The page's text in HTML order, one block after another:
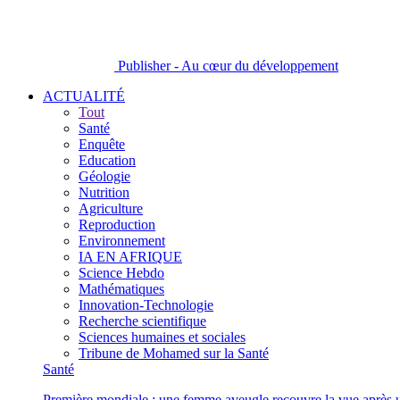
Publisher - Au cœur du développement
ACTUALITÉ
Tout
Santé
Enquête
Education
Géologie
Nutrition
Agriculture
Reproduction
Environnement
IA EN AFRIQUE
Science Hebdo
Mathématiques
Innovation-Technologie
Recherche scientifique
Sciences humaines et sociales
Tribune de Mohamed sur la Santé
Santé